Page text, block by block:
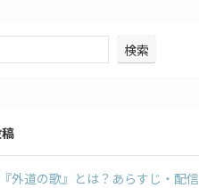
検索
外道の歌』とは？あらすじ・配信